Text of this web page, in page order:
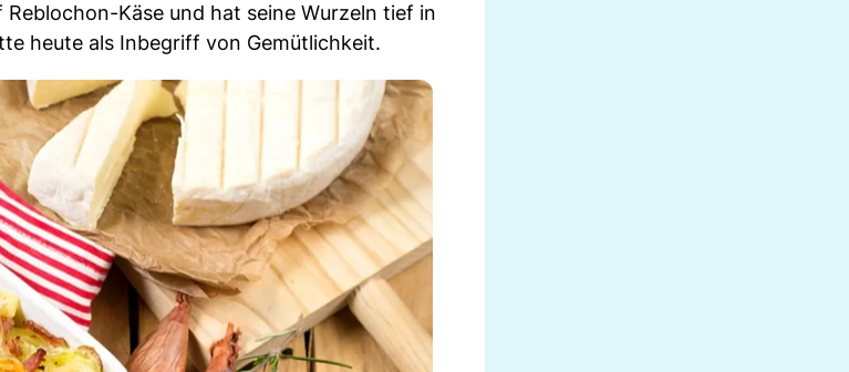
Käse und hat seine Wurzeln tief in
heute als Inbegriff von Gemütlichkeit.